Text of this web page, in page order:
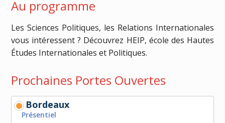
Au programme
Les Sciences Politiques, les Relations Internationales
vous intéressent ? Découvrez HEIP, école des Hautes
Études Internationales et Politiques.
Prochaines Portes Ouvertes
Bordeaux
Présentiel